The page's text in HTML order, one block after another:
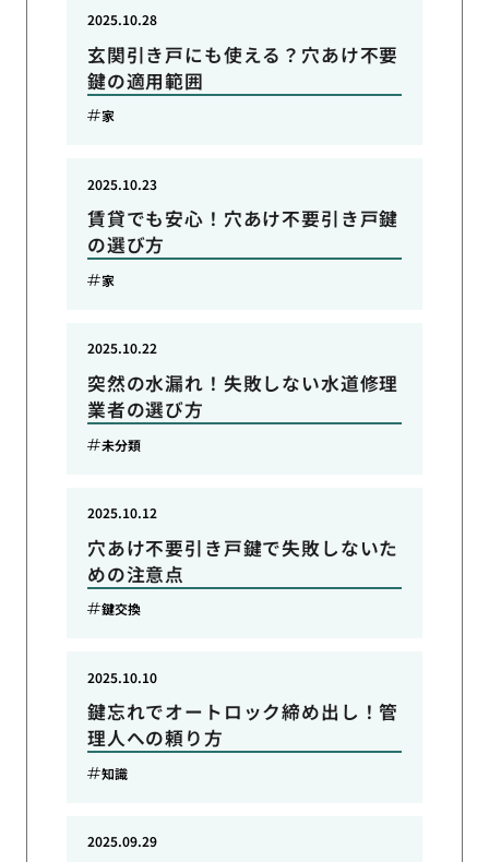
玄関引き戸にも使える？穴あけ不要
鍵の適用範囲
2025.10.28
家
賃貸でも安心！穴あけ不要引き戸鍵
の選び方
2025.10.23
家
突然の水漏れ！失敗しない水道修理
業者の選び方
2025.10.22
未分類
穴あけ不要引き戸鍵で失敗しないた
めの注意点
2025.10.12
鍵交換
鍵忘れでオートロック締め出し！管
理人への頼り方
2025.10.10
知識
2025.09.29